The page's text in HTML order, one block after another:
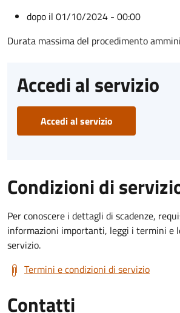
dopo il 01/10/2024 - 00:00
Durata massima del procedimento
Accedi al servizio
Accedi al servizio
Condizioni di
Per conoscere i dettagli di scadenze,
informazioni importanti, leggi i termini e
servizio.
Termini e condizioni di servizio
Contatti